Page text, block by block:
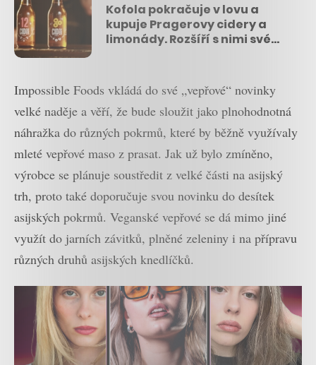
Kofola pokračuje v lovu a
kupuje Pragerovy cidery a
limonády. Rozšíří s nimi své
Impossible Foods vkládá do své „vepřové“ novinky
velké naděje a věří, že bude sloužit jako plnohodnotná
náhražka do různých pokrmů, které by běžně využívaly
mleté vepřové maso z prasat. Jak už bylo zmíněno,
výrobce se plánuje soustředit z velké části na asijský
trh, proto také doporučuje svou novinku do desítek
asijských pokrmů. Veganské vepřové se dá mimo jiné
využít do jarních závitků, plněné zeleniny i na přípravu
různých druhů asijských knedlíčků.